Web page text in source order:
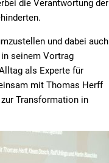
die Verantwortung der
und dabei auch
seinem Vortrag
als Experte für
mit Thomas Herff
Transformation in